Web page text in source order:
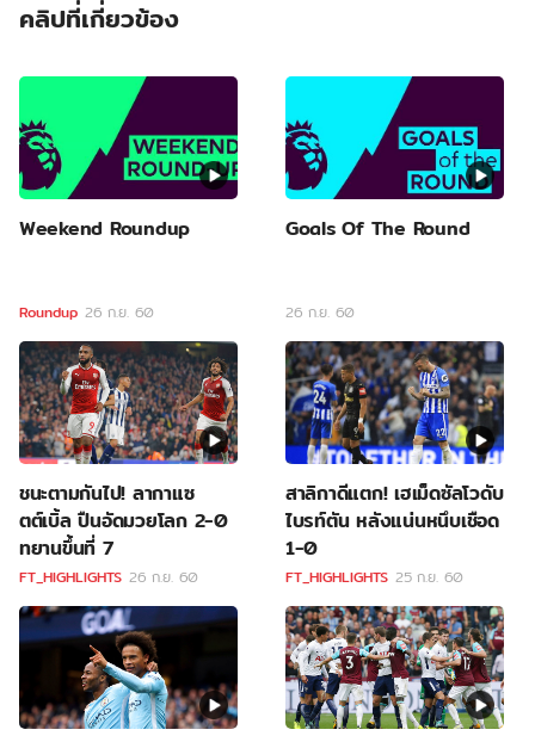
คลิปที่เกี่ยวข้อง
Weekend Roundup
Roundup 26 ก.ย. 60
Goals Of The Round
26 ก.ย. 60
ชนะตามกันไป! ลากาแซ
ตต์เบิ้ล ปืนอัดมวยโลก 2-0
ทยานขึ้นที่ 7
FT_HIGHLIGHTS 26 ก.ย. 60
สาลิกาดีแตก! เฮเม็ดซัลโวดับ
ไบรท์ตัน หลังแน่นหนึบเชือด
1-0
FT_HIGHLIGHTS 25 ก.ย. 60